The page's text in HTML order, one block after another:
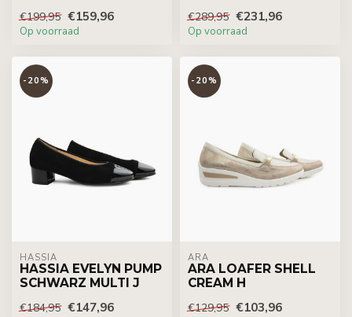
€199,95 €159,96
Op voorraad
€289,95 €231,96
Op voorraad
-20%
HASSIA
HASSIA EVELYN PUMP
SCHWARZ MULTI J
€184,95 €147,96
-20%
ARA
ARA LOAFER SHELL
CREAM H
€129,95 €103,96